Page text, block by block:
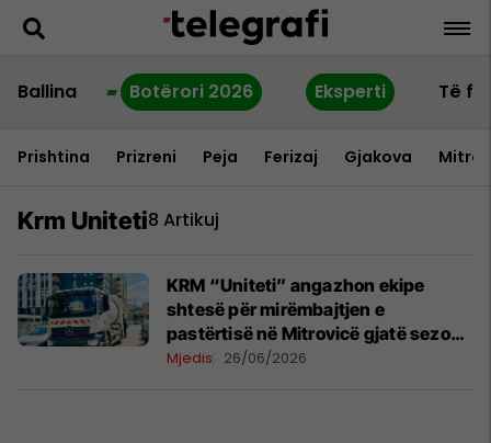
Ballina Botërori 2026 Eksperti Të
Prishtina Prizreni Peja Ferizaj Gjakova
Krm Uniteti8 Artikuj
KRM “Uniteti” angazhon ekipe
shtesë për mirëmbajtjen e
pastërtisë në Mitrovicë gjatë sezonit
të mërgatës
Mjedis 26/06/2026